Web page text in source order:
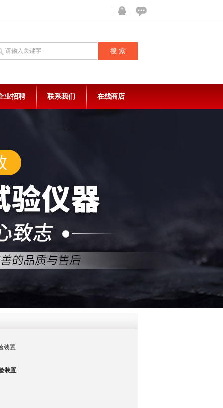
在线咨
QQ
业招聘 联系我们 在线商店
装置
装置